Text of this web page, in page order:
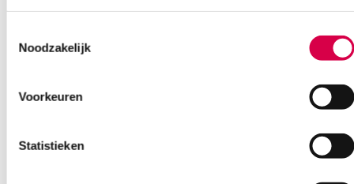
Noodzakelijk
Voorkeuren
Statistieken